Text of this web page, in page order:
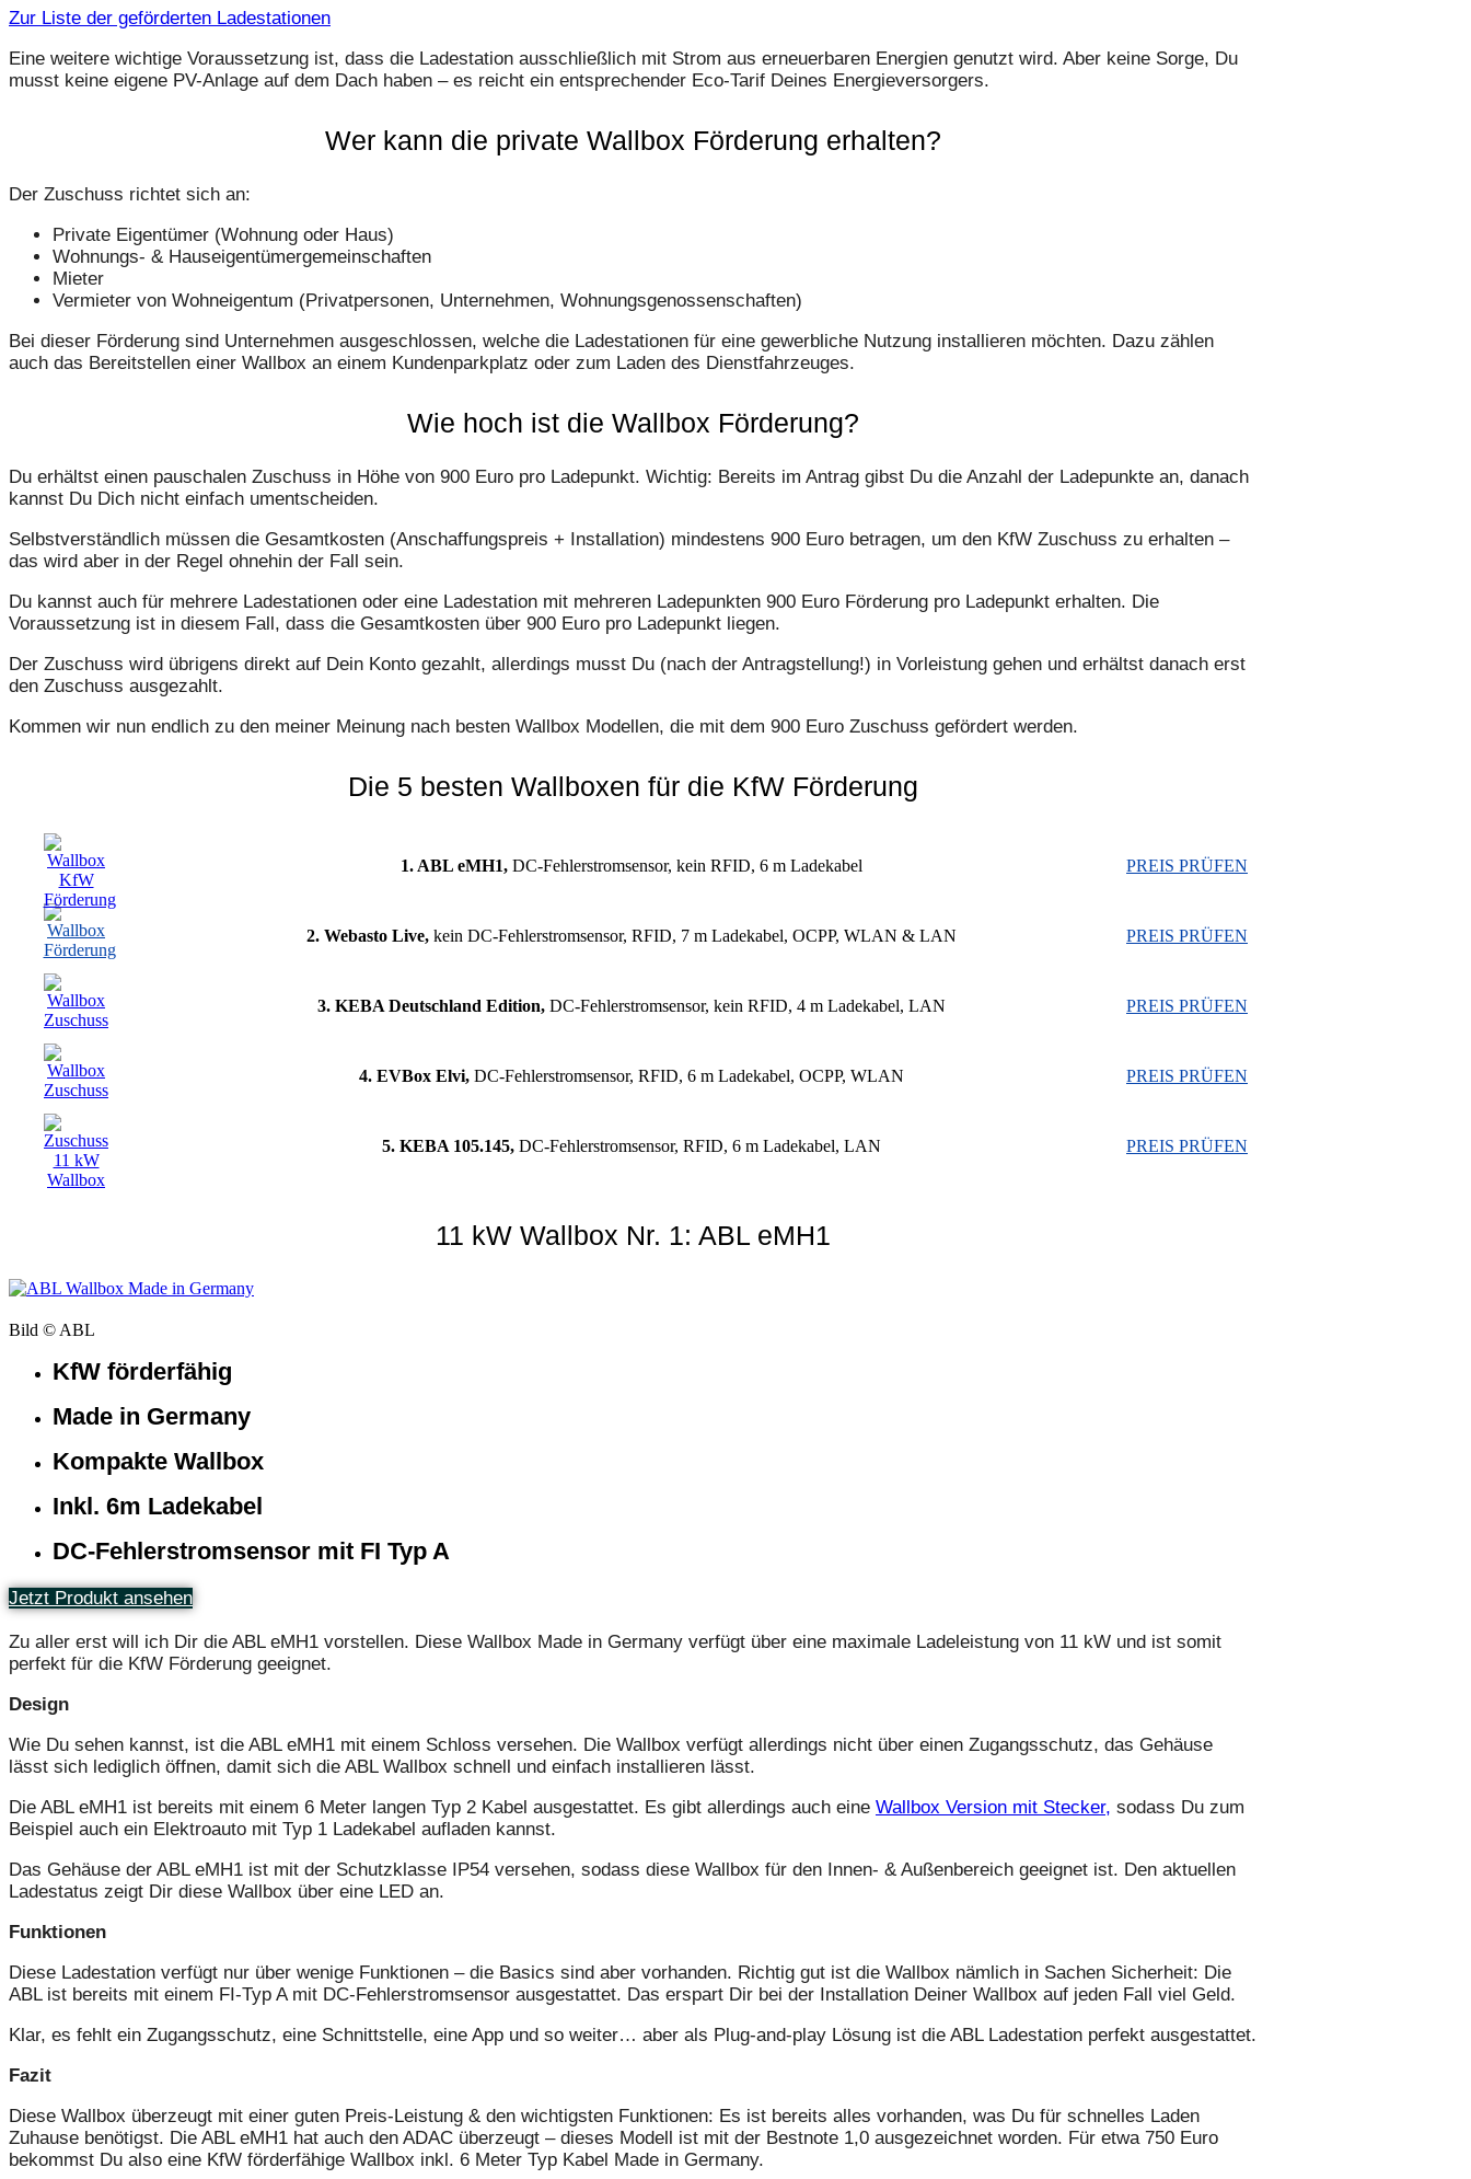
Zur Liste der geförderten Ladestationen
Eine weitere wichtige Voraussetzung ist, dass die Ladestation ausschließlich mit Strom aus erneuerbaren Energien genutzt wird. Aber keine Sorge, Du
musst keine eigene PV-Anlage auf dem Dach haben – es reicht ein entsprechender Eco-Tarif Deines Energieversorgers.
Wer kann die private Wallbox Förderung erhalten?
Der Zuschuss richtet sich an:
Private Eigentümer (Wohnung oder Haus)
Wohnungs- & Haus­eigentümer­gemeinschaften
Mieter
Vermieter von Wohneigentum (Privat­personen, Unter­nehmen, Wohnungs­genossen­schaften)
Bei dieser Förderung sind Unternehmen ausgeschlossen, welche die Ladestationen für eine gewerbliche Nutzung installieren möchten. Dazu zählen
auch das Bereitstellen einer Wallbox an einem Kundenparkplatz oder zum Laden des Dienstfahrzeuges.
Wie hoch ist die Wallbox Förderung?
Du erhältst einen pauschalen Zuschuss in Höhe von 900 Euro pro Ladepunkt. Wichtig: Bereits im Antrag gibst Du die Anzahl der Ladepunkte an, danach
kannst Du Dich nicht einfach umentscheiden.
Selbstverständlich müssen die Gesamtkosten (Anschaffungspreis + Installation) mindestens 900 Euro betragen, um den KfW Zuschuss zu erhalten –
das wird aber in der Regel ohnehin der Fall sein.
Du kannst auch für mehrere Ladestationen oder eine Ladestation mit mehreren Ladepunkten 900 Euro Förderung pro Ladepunkt erhalten. Die
Voraussetzung ist in diesem Fall, dass die Gesamtkosten über 900 Euro pro Ladepunkt liegen.
Der Zuschuss wird übrigens direkt auf Dein Konto gezahlt, allerdings musst Du (nach der Antragstellung!) in Vorleistung gehen und erhältst danach erst
den Zuschuss ausgezahlt.
Kommen wir nun endlich zu den meiner Meinung nach besten Wallbox Modellen, die mit dem 900 Euro Zuschuss gefördert werden.
Die 5 besten Wallboxen für die KfW Förderung
1. ABL eMH1, DC-Fehlerstromsensor, kein RFID, 6 m Ladekabel PREIS PRÜFEN
2. Webasto Live, kein DC-Fehlerstromsensor, RFID, 7 m Ladekabel, OCPP, WLAN & LAN PREIS PRÜFEN
3. KEBA Deutschland Edition, DC-Fehlerstromsensor, kein RFID, 4 m Ladekabel, LAN PREIS PRÜFEN
4. EVBox Elvi, DC-Fehlerstromsensor, RFID, 6 m Ladekabel, OCPP, WLAN PREIS PRÜFEN
5. KEBA 105.145, DC-Fehlerstromsensor, RFID, 6 m Ladekabel, LAN PREIS PRÜFEN
11 kW Wallbox Nr. 1: ABL eMH1
Bild © ABL
KfW förderfähig
Made in Germany
Kompakte Wallbox
Inkl. 6m Ladekabel
DC-Fehlerstromsensor mit FI Typ A
Jetzt Produkt ansehen
Zu aller erst will ich Dir die ABL eMH1 vorstellen. Diese Wallbox Made in Germany verfügt über eine maximale Ladeleistung von 11 kW und ist somit
perfekt für die KfW Förderung geeignet.
Design
Wie Du sehen kannst, ist die ABL eMH1 mit einem Schloss versehen. Die Wallbox verfügt allerdings nicht über einen Zugangsschutz, das Gehäuse
lässt sich lediglich öffnen, damit sich die ABL Wallbox schnell und einfach installieren lässt.
Die ABL eMH1 ist bereits mit einem 6 Meter langen Typ 2 Kabel ausgestattet. Es gibt allerdings auch eine Wallbox Version mit Stecker, sodass Du zum
Beispiel auch ein Elektroauto mit Typ 1 Ladekabel aufladen kannst.
Das Gehäuse der ABL eMH1 ist mit der Schutzklasse IP54 versehen, sodass diese Wallbox für den Innen- & Außenbereich geeignet ist. Den aktuellen
Ladestatus zeigt Dir diese Wallbox über eine LED an.
Funktionen
Diese Ladestation verfügt nur über wenige Funktionen – die Basics sind aber vorhanden. Richtig gut ist die Wallbox nämlich in Sachen Sicherheit: Die
ABL ist bereits mit einem FI-Typ A mit DC-Fehlerstromsensor ausgestattet. Das erspart Dir bei der Installation Deiner Wallbox auf jeden Fall viel Geld.
Klar, es fehlt ein Zugangsschutz, eine Schnittstelle, eine App und so weiter… aber als Plug-and-play Lösung ist die ABL Ladestation perfekt ausgestattet.
Fazit
Diese Wallbox überzeugt mit einer guten Preis-Leistung & den wichtigsten Funktionen: Es ist bereits alles vorhanden, was Du für schnelles Laden
Zuhause benötigst. Die ABL eMH1 hat auch den ADAC überzeugt – dieses Modell ist mit der Bestnote 1,0 ausgezeichnet worden. Für etwa 750 Euro
bekommst Du also eine KfW förderfähige Wallbox inkl. 6 Meter Typ Kabel Made in Germany.